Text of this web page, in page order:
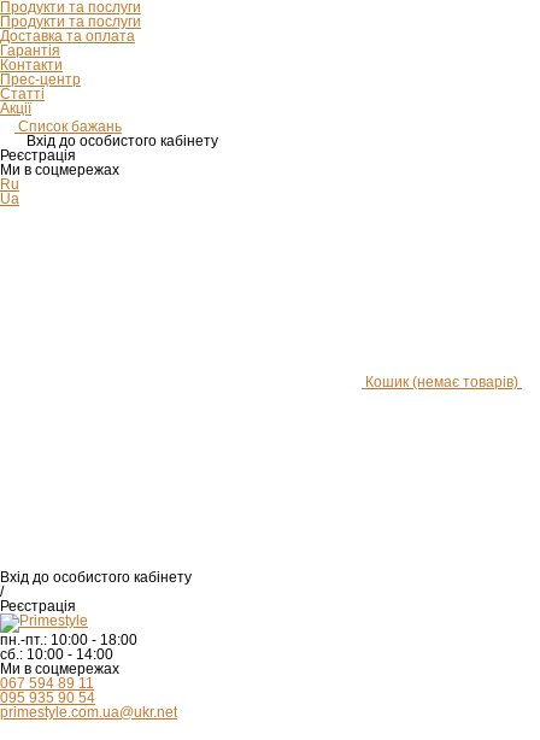
Продукти та послуги
Продукти та послуги
Доставка та оплата
Гарантія
Контакти
Прес-центр
Статті
Акції
Список бажань
Вхід до особистого кабінету
Реєстрація
Ми в соцмережах
Ru
Ua
Кошик (немає товарів)
Вхід до особистого кабінету
/
Реєстрація
пн.-пт.: 10:00 - 18:00
сб.: 10:00 - 14:00
Ми в соцмережах
067 594 89 11
095 935 90 54
primestyle.com.ua@ukr.net